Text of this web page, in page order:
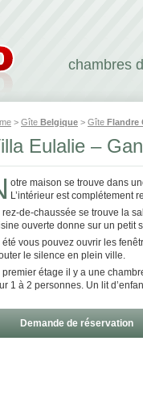
chambres
> Gîte Belgique > Gîte Flandre
Eulalie –
otre maison se trouve dans
L’intérieur est complétement
rez-de-chaussée se trouve la
ouverte donne sur un petit
été vous pouvez ouvrir les
le silence en plein ville.
premier étage il y a une
1 à 2 personnes. Un lit
Demande de réservation